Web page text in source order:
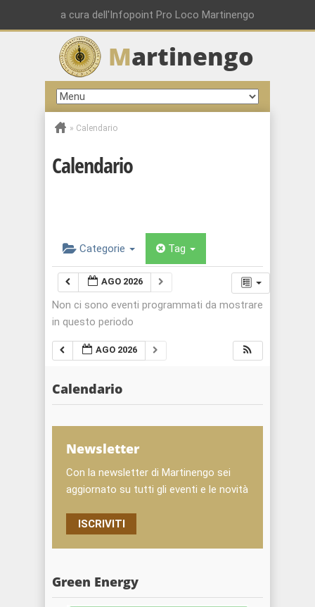
a cura dell'Infopoint Pro Loco Martinengo
Martinengo
» Calendario
Calendario
Categorie Tag
AGO 2026
Non ci sono eventi programmati da mostrare
in questo periodo
AGO 2026
Calendario
Newsletter
Con la newsletter di Martinengo sei
aggiornato su tutti gli eventi e le novità
ISCRIVITI
Green Energy